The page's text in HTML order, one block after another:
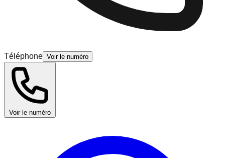
Téléphone Voir le numéro
Voir le numéro